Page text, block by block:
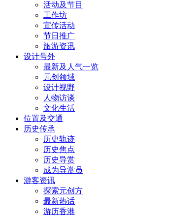
活动及节目
工作坊
宣传活动
节日推广
旅游资讯
设计号外
最新及人气一览
元创领域
设计视野
人物访谈
文化生活
位置及交通
历史传承
历史轨迹
历史焦点
历史导赏
成为导赏员
游客资讯
探索元创方
最新热话
游历香港